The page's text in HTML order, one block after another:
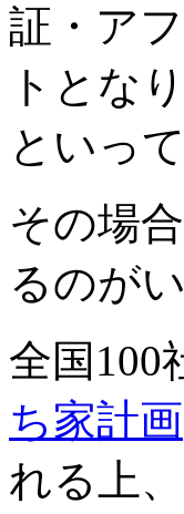
証・ア
トとな
といっ
その場
るのが
全国100
ち家計画
れる上、